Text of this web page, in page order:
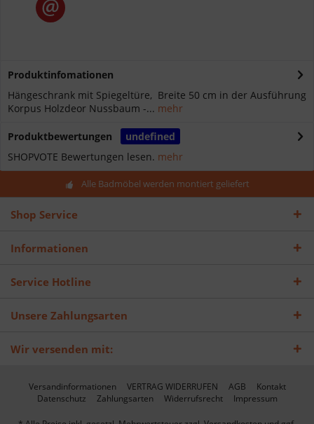
Produktinfomationen
Hängeschrank mit Spiegeltüre, Breite 50 cm in der Ausführung
Korpus Holzdeor Nussbaum -... mehr
Produktbewertungen
undefined
SHOPVOTE Bewertungen lesen. mehr
Alle Badmöbel werden montiert geliefert
Shop Service
Informationen
Service Hotline
Unsere Zahlungsarten
Wir versenden mit:
Versandinformationen VERTRAG WIDERRUFEN AGB
Kontakt
Datenschutz
Zahlungsarten Widerrufsrecht Impressum